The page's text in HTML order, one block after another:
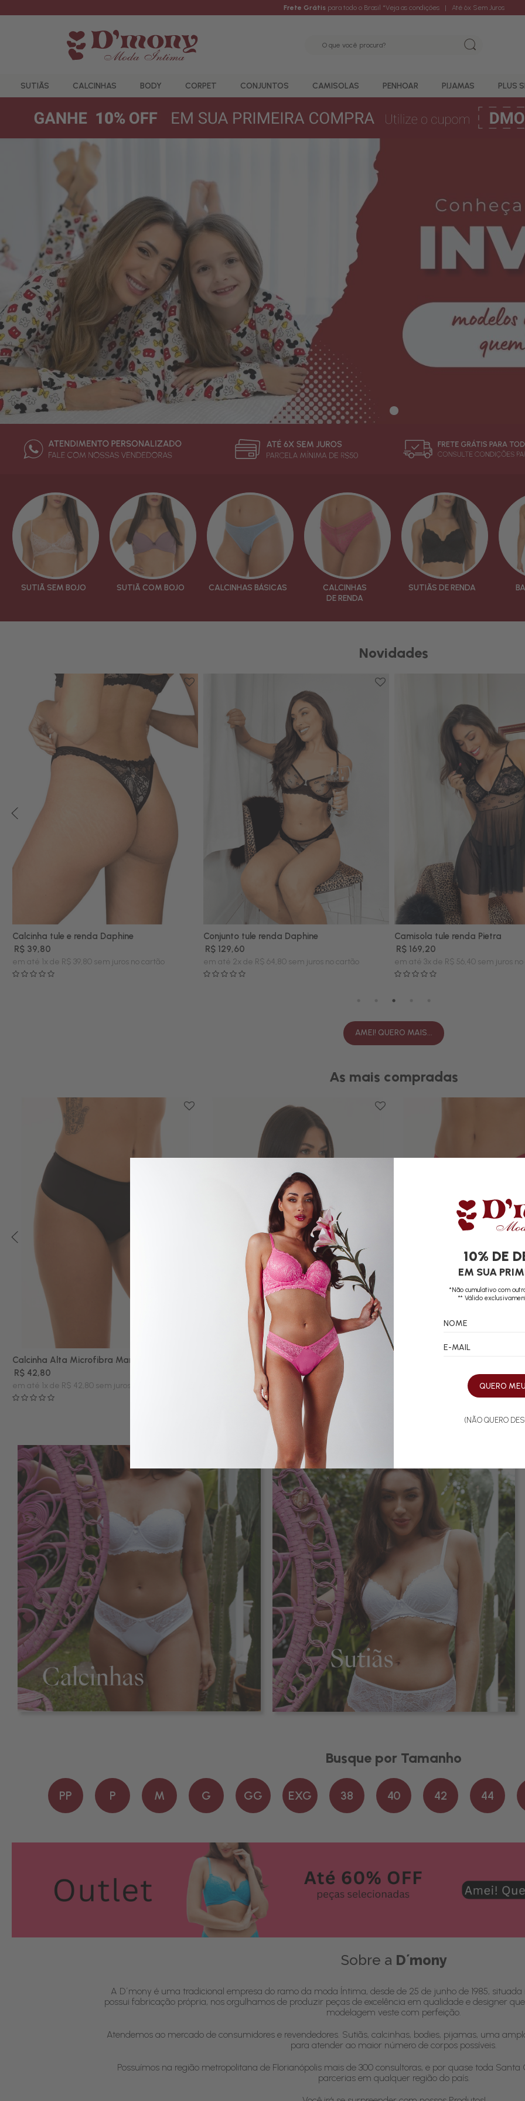
Frete Grátis para todo o Brasil *Veja as condições| Até 6x Sem Juros
SUTIÃS CALCINHAS BODY CORPET CONJUNTOS CAMISOLAS PENHOAR PIJAMAS PLUS
SUTIÃ SEM BOJO SUTIÃ COM BOJO CALCINHAS BÁSICAS
CALCINHAS
DE RENDA
SUTIÃS DE RENDA
Novidades
P M G
Calcinha tule e renda Daphine
R$ 39,80
em até 1x de R$ 39,80 sem juros no cartão
P M G
Conjunto tule renda Daphine
R$ 129,60
em até 2x de R$ 64,80 sem juros no cartão
P M G
Camisola tule renda Pietra
R$ 169,20
em até 3x de R$ 56,40 sem juros
AMEI! QUERO MAIS...
As mais compradas
P M G GG
Calcinha Alta Microfibra Mariah Fio Duplo
R$ 42,80
em até 1x de R$ 42,80 sem juros no cartão
46 48 52
Sutiã Renda Bojo Alice
em até 2x de R$ 62,90 sem juros no cartão em até 1x de R$ 36,80 sem juros
Busque por Tamanho
PP P M G GG EXG 38 40 42 44
Sobre a D´mony
A D´mony é uma tradicional empresa do ramo da moda Íntima, desde de 25 de junho de 1985,
possui fabricação própria, nos orgulhamos de produzir peças de excelência em qualidade e designer
modelagem veste com perfeição.
Atendemos ao mercado de consumidores e revendedores. Sutiãs, calcinhas, bodies, pijamas, uma
para atender ao maior número de corpos possíveis.
Possuímos na região metropolitana de Florianópolis mais de 300 consultoras, e por quase toda
parcerias em qualquer região do país.
10% DE
EM SUA
*Não cumulativo com
** Válido
QUERO
(NÃO QUERO